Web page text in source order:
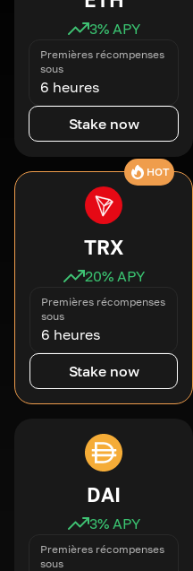
3% APY
Premières récompenses
sous
6 heures
Stake now
HOT
TRX
20% APY
Premières récompenses
sous
6 heures
Stake now
DAI
3% APY
Premières récompenses
sous